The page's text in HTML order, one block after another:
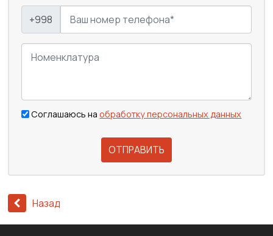
+998
Соглашаюсь наобработку персональных данных
ОТПРАВИТЬ
Назад